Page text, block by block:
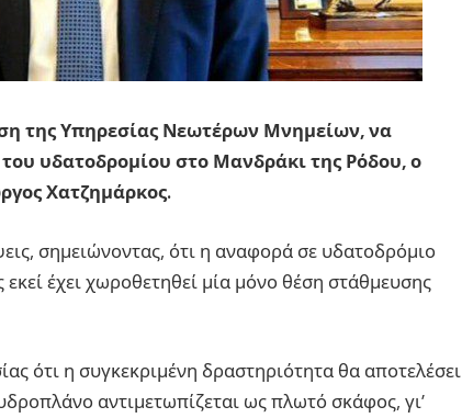
της Υπηρεσίας Νεωτέρων Μνημείων, να
υδατοδρομίου στο Μανδράκι της Ρόδου, ο
Χατζημάρκος.
σημειώνοντας, ότι η αναφορά σε υδατοδρόμιο
έχει χωροθετηθεί μία μόνο θέση στάθμευσης
ότι η συγκεκριμένη δραστηριότητα θα αποτελέσει
αντιμετωπίζεται ως πλωτό σκάφος, γι’